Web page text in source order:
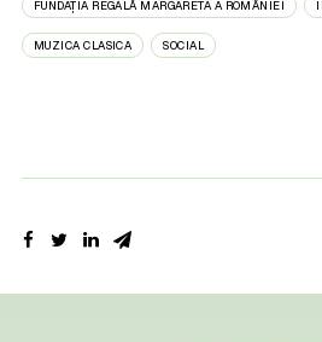
FUNDAȚIA REGALĂ MARGARETA A ROMÂNIEI
MUZICA CLASICA SOCIAL